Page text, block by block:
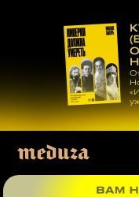
материалам